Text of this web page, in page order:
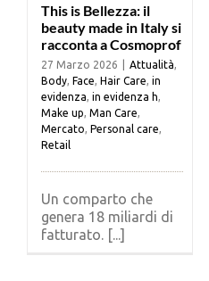
Scroll Down
This is Bellezza: il
beauty made in Italy si
racconta a Cosmoprof
27 Marzo 2026 Attualità
Body, Face Hair Care in
evidenza in evidenza h
Make up Man Care
Mercato Personal care
Retail
Un comparto che
genera 18 miliardi di
fatturato. [...]